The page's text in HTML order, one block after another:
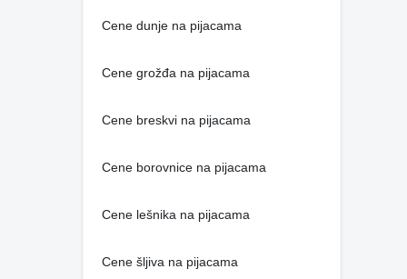
Cene dunje na pijacama
Cene grožđa na pijacama
Cene breskvi na pijacama
Cene borovnice na pijacama
Cene lešnika na pijacama
Cene šljiva na pijacama